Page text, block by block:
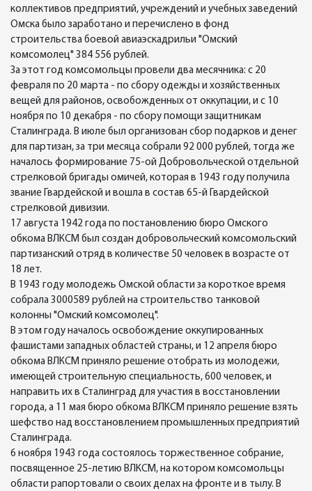
коллективов предприятий, учреждений и учебных заведений
Омска было заработано и перечислено в фонд
строительства боевой авиаэскадрильи "Омский
комсомолец" 384 556 рублей.
За этот год комсомольцы провели два месячника: с 20
февраля по 20 марта - по сбору одежды и хозяйственных
вещей для районов, освобожденных от оккупации, и с 10
ноября по 10 декабря - по сбору помощи защитникам
Сталинграда. В июле был организован сбор подарков и денег
для партизан, за три месяца собрали 92 000 рублей, тогда же
началось формирование 75-ой Добровольческой отдельной
стрелковой бригады омичей, которая в 1943 году получила
звание Гвардейской и вошла в состав 65-й Гвардейской
стрелковой дивизии.
17 августа 1942 года по постановлению бюро Омского
обкома ВЛКСМ был создан добровольческий комсомольский
партизанский отряд в количестве 50 человек в возрасте от
18 лет.
В 1943 году молодежь Омской области за короткое время
собрала 3000589 рублей на строительство танковой
колонны "Омский комсомолец".
В этом году началось освобождение оккупированных
фашистами западных областей страны, и 12 апреля бюро
обкома ВЛКСМ приняло решение отобрать из молодежи,
имеющей строительную специальность, 600 человек, и
направить их в Сталинград для участия в восстановлении
города, а 11 мая бюро обкома ВЛКСМ приняло решение взять
шефство над восстановлением промышленных предприятий
Сталинграда.
6 ноября 1943 года состоялось торжественное собрание,
посвященное 25-летию ВЛКСМ, на котором комсомольцы
области рапортовали о своих делах на фронте и в тылу. В